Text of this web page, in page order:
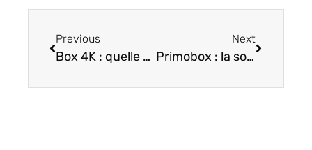
Previous
Box 4K : quelle en est l’utilité et comment bien choisir ?
Next
Primobox : la solution pour dématérialiser les RH